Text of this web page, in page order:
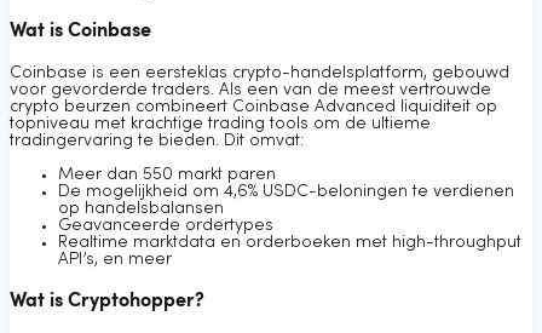
Wat is Coinbase
Coinbase is een eersteklas crypto-handelsplatform, gebouwd
voor gevorderde traders. Als een van de meest vertrouwde
crypto beurzen combineert Coinbase Advanced liquiditeit op
topniveau met krachtige trading tools om de ultieme
tradingervaring te bieden. Dit omvat:
Meer dan 550 markt paren
De mogelijkheid om 4,6% USDC-beloningen te verdienen
op handelsbalansen
Geavanceerde ordertypes
Realtime marktdata en orderboeken met high-throughput
API’s, en meer
Wat is Cryptohopper?